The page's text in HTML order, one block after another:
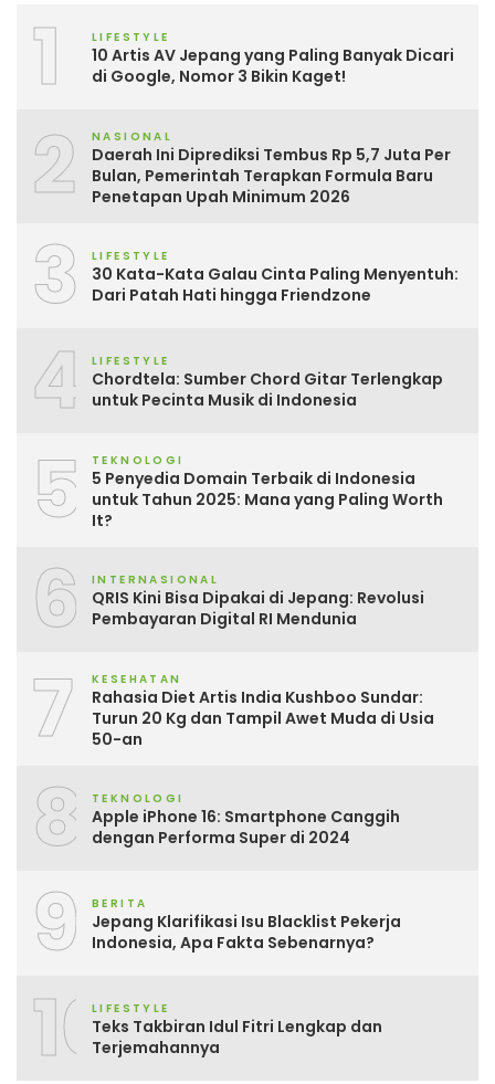
1 LIFESTYLE
10 Artis AV Jepang yang Paling Banyak Dicari
di Google, Nomor 3 Bikin Kaget!
2 NASIONAL
Daerah Ini Diprediksi Tembus Rp 5,7 Juta Per
Bulan, Pemerintah Terapkan Formula Baru
Penetapan Upah Minimum 2026
3 LIFESTYLE
30 Kata-Kata Galau Cinta Paling Menyentuh:
Dari Patah Hati hingga Friendzone
4 LIFESTYLE
Chordtela: Sumber Chord Gitar Terlengkap
untuk Pecinta Musik di Indonesia
5 TEKNOLOGI
5 Penyedia Domain Terbaik di Indonesia
untuk Tahun 2025: Mana yang Paling Worth
It?
6 INTERNASIONAL
QRIS Kini Bisa Dipakai di Jepang: Revolusi
Pembayaran Digital RI Mendunia
7 KESEHATAN
Rahasia Diet Artis India Kushboo Sundar:
Turun 20 Kg dan Tampil Awet Muda di Usia
50-an
8 TEKNOLOGI
Apple iPhone 16: Smartphone Canggih
dengan Performa Super di 2024
9 BERITA
Jepang Klarifikasi Isu Blacklist Pekerja
Indonesia, Apa Fakta Sebenarnya?
10LIFESTYLE
Teks Takbiran Idul Fitri Lengkap dan
Terjemahannya